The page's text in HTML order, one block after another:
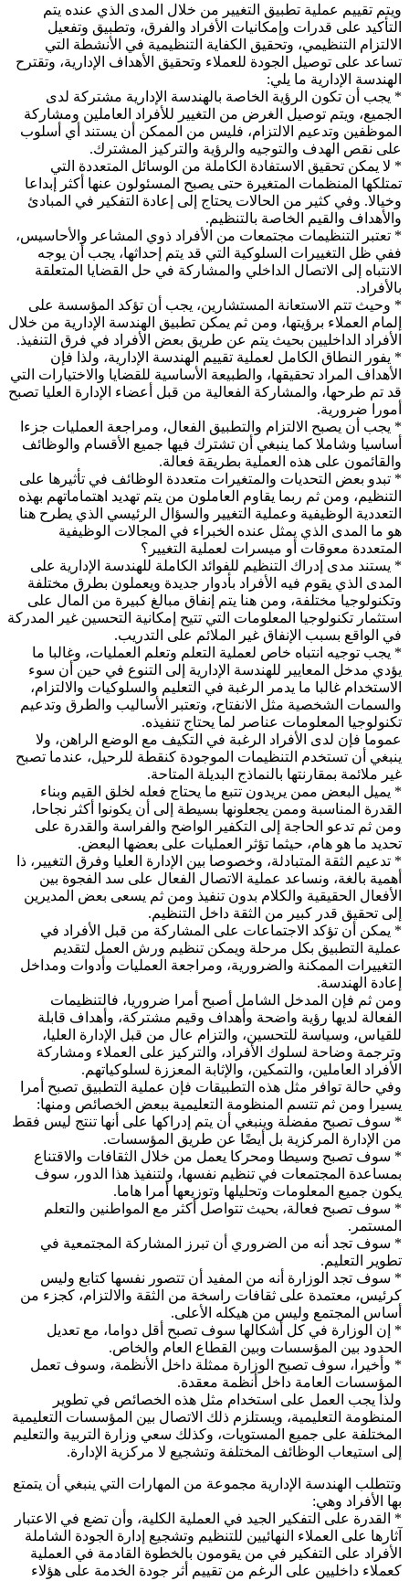
ويتم تقييم عملية تطبيق التغيير من خلال المدى الذي عنده يتم
التأكيد على قدرات وإمكانيات الأفراد والفرق، وتطبيق وتفعيل
الالتزام التنظيمي، وتحقيق الكفاية التنظيمية في الأنشطة التي
تساعد على توصيل الجودة للعملاء وتحقيق الأهداف الإدارية، وتقترح
الهندسة الإدارية ما يلي:
* يجب أن تكون الرؤية الخاصة بالهندسة الإدارية مشتركة لدى
الجميع، ويتم توصيل الغرض من التغيير للأفراد العاملين ومشاركة
الموظفين وتدعيم الالتزام، فليس من الممكن أن يستند أي أسلوب
على نقص الهدف والتوجيه والرؤية والتركيز المشترك.
* لا يمكن تحقيق الاستفادة الكاملة من الوسائل المتعددة التي
تمتلكها المنظمات المتغيرة حتى يصبح المسئولون عنها أكثر إبداعا
وخيالا. وفي كثير من الحالات يحتاج إلى إعادة التفكير في المبادئ
والأهداف والقيم الخاصة بالتنظيم.
* تعتبر التنظيمات مجتمعات من الأفراد ذوي المشاعر والأحاسيس،
ففي ظل التغييرات السلوكية التي قد يتم إحداثها، يجب أن يوجه
الانتباه إلى الاتصال الداخلي والمشاركة في حل القضايا المتعلقة
بالأفراد.
* وحيث تتم الاستعانة المستشارين، يجب أن تؤكد المؤسسة على
إلمام العملاء برؤيتها، ومن ثم يمكن تطبيق الهندسة الإدارية من خلال
الأفراد الداخليين بحيث يتم عن طريق بعض الأفراد في فرق التنفيذ.
* يفور النطاق الكامل لعملية تقييم الهندسة الإدارية، ولذا فإن
الأهداف المراد تحقيقها، والطبيعة الأساسية للقضايا والاختيارات التي
قد تم طرحها، والمشاركة الفعالية من قبل أعضاء الإدارة العليا تصبح
أمورا ضرورية.
* يجب أن يصبح الالتزام والتطبيق الفعال، ومراجعة العمليات جزءا
أساسيا وشاملا كما ينبغي أن تشترك فيها جميع الأقسام والوظائف
والقائمون على هذه العملية بطريقة فعالة.
* تبدو بعض التحديات والمتغيرات متعددة الوظائف في تأثيرها على
التنظيم، ومن ثم ربما يقاوم العاملون من يتم تهديد اهتماماتهم بهذه
التعددية الوظيفية وعملية التغيير والسؤال الرئيسي الذي يطرح هنا
هو ما المدى الذي يمثل عنده الخبراء في المجالات الوظيفية
المتعددة معوقات أو ميسرات لعملية التغيير؟
* يستند مدى إدراك التنظيم للفوائد الكاملة للهندسة الإدارية على
المدى الذي يقوم فيه الأفراد بأدوار جديدة ويعملون بطرق مختلفة
وتكنولوجيا مختلفة، ومن هنا يتم إنفاق مبالغ كبيرة من المال على
استثمار تكنولوجيا المعلومات التي تتيح إمكانية التحسين غير المدركة
في الواقع بسبب الإنفاق غير الملائم على التدريب.
* يجب توجيه انتباه خاص لعملية التعلم وتعلم العمليات، وغالبا ما
يؤدي مدخل المعايير للهندسة الإدارية إلى التنوع في حين أن سوء
الاستخدام غالبا ما يدمر الرغبة في التعليم والسلوكيات والالتزام،
والسمات الشخصية مثل الانفتاح، وتعتبر الأساليب والطرق وتدعيم
تكنولوجيا المعلومات عناصر لما يحتاج تنفيذه.
عموما فإن لدى الأفراد الرغبة في التكيف مع الوضع الراهن، ولا
ينبغي أن تستخدم التنظيمات الموجودة كنقطة للرحيل، عندما تصبح
غير ملائمة بمقارنتها بالنماذج البديلة المتاحة.
* يميل البعض ممن يريدون تتبع ما يحتاج فعله لخلق القيم وبناء
القدرة المناسبة وممن يجعلونها بسيطة إلى أن يكونوا أكثر نجاحا،
ومن ثم تدعو الحاجة إلى التكفير الواضح والفراسة والقدرة على
تحديد ما هو هام، حيثما تؤثر العمليات على بعضها البعض.
* تدعيم الثقة المتبادلة، وخصوصا بين الإدارة العليا وفرق التغيير، ذا
أهمية بالغة، ونساعد عملية الاتصال الفعال على سد الفجوة بين
الأفعال الحقيقية والكلام بدون تنفيذ ومن ثم يسعى بعض المديرين
إلى تحقيق قدر كبير من الثقة داخل التنظيم.
* يمكن أن تؤكد الاجتماعات على المشاركة من قبل الأفراد في
عملية التطبيق بكل مرحلة ويمكن تنظيم ورش العمل لتقديم
التغييرات الممكنة والضرورية، ومراجعة العمليات وأدوات ومداخل
إعادة الهندسة.
ومن ثم فإن المدخل الشامل أصبح أمرا ضروريا، فالتنظيمات
الفعالة لديها رؤية واضحة وأهداف وقيم مشتركة، وأهداف قابلة
للقياس، وسياسة للتحسين، والتزام عال من قبل الإدارة العليا،
وترجمة وضاحة لسلوك الأفراد، والتركيز على العملاء ومشاركة
الأفراد العاملين، والتمكين، والإثابة المعززة لسلوكياتهم.
وفي حالة توافر مثل هذه التطبيقات فإن عملية التطبيق تصبح أمرا
يسيرا ومن ثم تتسم المنظومة التعليمية ببعض الخصائص ومنها:
* سوف تصبح مفضلة وينبغي أن يتم إدراكها على أنها تنتج ليس فقط
من الإدارة المركزية بل أيضًا عن طريق المؤسسات.
* سوف تصبح وسيطا ومحركا يعمل من خلال الثقافات والاقتناع
بمساعدة المجتمعات في تنظيم نفسها، ولتنفيذ هذا الدور، سوف
يكون جميع المعلومات وتحليلها وتوزيعها أمرا هاما.
* سوف تصبح فعالة، بحيث تتواصل أكثر مع المواطنين والتعلم
المستمر.
* سوف تجد أنه من الضروري أن تبرز المشاركة المجتمعية في
تطوير التعليم.
* سوف تجد الوزارة أنه من المفيد أن تتصور نفسها كتابع وليس
كرئيس، معتمدة على ثقافات راسخة من الثقة والالتزام، كجزء من
أساس المجتمع وليس من هيكله الأعلى.
* إن الوزارة في كل أشكالها سوف تصبح أقل دواما، مع تعديل
الحدود بين المؤسسات وبين القطاع العام والخاص.
* وأخيرا، سوف تصبح الوزارة ممثلة داخل الأنظمة، وسوف تعمل
المؤسسات العامة داخل أنظمة معقدة.
ولذا يجب العمل على استخدام مثل هذه الخصائص في تطوير
المنظومة التعليمية، ويستلزم ذلك الاتصال بين المؤسسات التعليمية
المختلفة على جميع المستويات، وكذلك سعي وزارة التربية والتعليم
إلى استيعاب الوظائف المختلفة وتشجيع لا مركزية الإدارة.
وتتطلب الهندسة الإدارية مجموعة من المهارات التي ينبغي أن يتمتع
بها الأفراد وهي:
* القدرة على التفكير الجيد في العملية الكلية، وأن تضع في الاعتبار
آثارها على العملاء النهائيين للتنظيم وتشجيع إدارة الجودة الشاملة
الأفراد على التفكير في من يقومون بالخطوة القادمة في العملية
كعملاء داخليين على الرغم من تقييم أثر جودة الخدمة على هؤلاء